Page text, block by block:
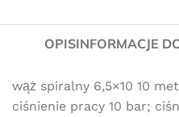
OPISINFORMACJE
wąż spiralny 6,5×10 10
ciśnienie pracy 10 bar;